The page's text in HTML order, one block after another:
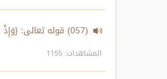
(057) قوله تعالى: {وَإِذْ قَالَتِ الْمَلَائِكَةُ يَا مَرْيَمُ إِنَّ اللَّهَ اصْطَفَاكِ..} الآية:42
المشاهدات: 1155